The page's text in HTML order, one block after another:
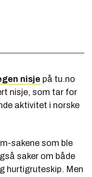
nisje på tu.no
nisje, som tar for
aktivitet i norske
sakene som ble
saker om både
hurtigruteskip. Men